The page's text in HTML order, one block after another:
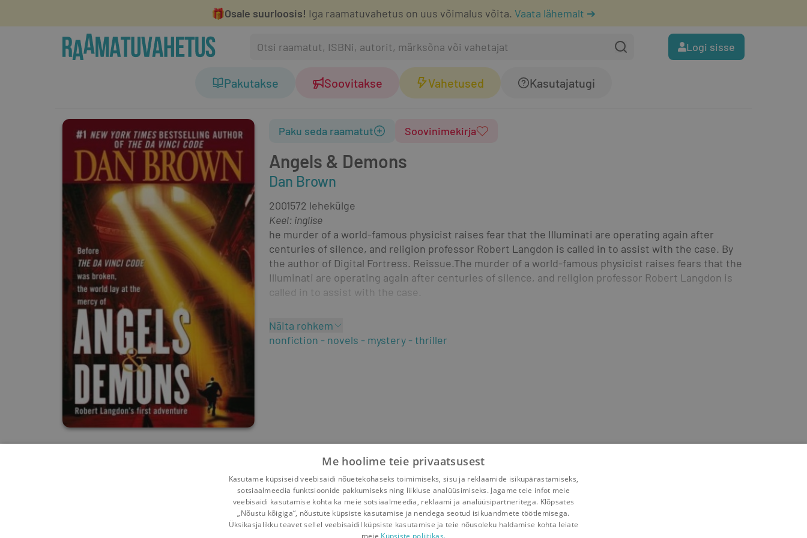
🎁Osale suurloosis! Iga raamatuvahetus on uus võimalus võita. Vaata lähemalt ➔
Logi sisse
Pakutakse Soovitakse Vahetused Kasutajatugi
Angels & Demons
Dan Brown
Paku seda raamatut Soovinimekirja
2001572 lehekülge
Keel: inglise
he murder of a world-famous physicist raises fear that the Illuminati are operating again after
centuries of silence, and religion professor Robert Langdon is called in to assist with the case. By
the author of Digital Fortress. Reissue.The murder of a world-famous physicist raises fears that the
Illuminati are operating again after centuries of silence, and religion professor Robert Langdon is
called in to assist with the case.
Näita rohkem
nonfiction
novels mystery thriller
Me hoolime teie privaatsusest
Kasutame küpsiseid veebisaidi nõuetekohaseks toimimiseks, sisu ja reklaamide isikupärastamiseks,
sotsiaalmeedia funktsioonide pakkumiseks ning liikluse analüüsimiseks. Jagame teie infot meie
veebisaidi kasutamise kohta ka meie sotsiaalmeedia, reklaami ja analüüsipartneritega. Klõpsates
„Nõustu kõigiga“, nõustute küpsiste kasutamise ja nendega seotud isikuandmete töötlemisega.
Üksikasjalikku teavet sellel veebisaidil küpsiste kasutamise ja teie nõusoleku haldamise kohta leiate
meie Küpsiste poliitikas.